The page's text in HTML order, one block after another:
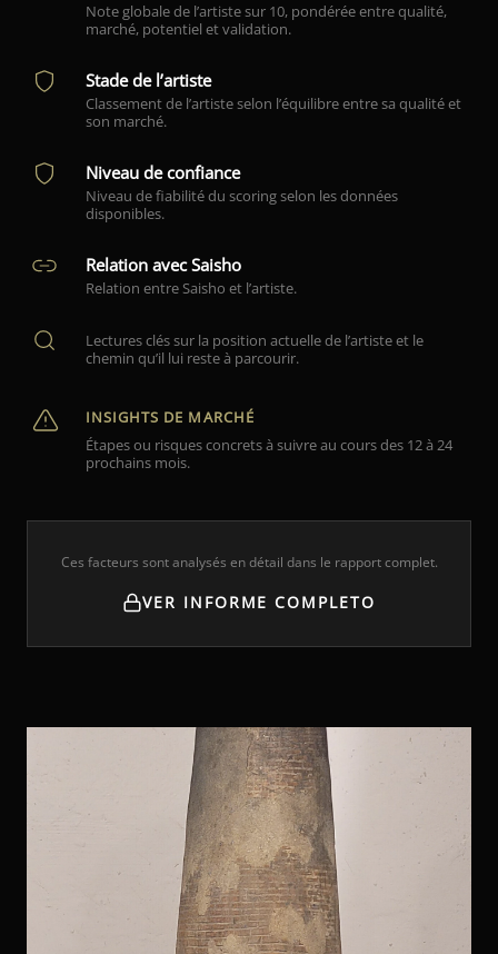
Note globale de l’artiste sur 10, pondérée entre qualité,
marché, potentiel et validation.
Stade de l’artiste
Classement de l’artiste selon l’équilibre entre sa qualité et
son marché.
Niveau de confiance
Niveau de fiabilité du scoring selon les données
disponibles.
Relation avec Saisho
Relation entre Saisho et l’artiste.
Lectures clés sur la position actuelle de l’artiste et le
chemin qu’il lui reste à parcourir.
INSIGHTS DE MARCHÉ
Étapes ou risques concrets à suivre au cours des 12 à 24
prochains mois.
Ces facteurs sont analysés en détail dans le rapport complet.
VER INFORME COMPLETO